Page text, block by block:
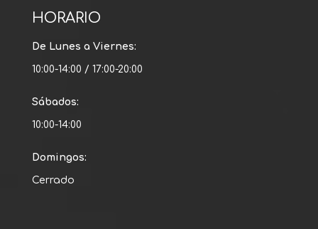
HORARIO
De Lunes a Viernes:
10:00-14:00 / 17:00-20:00
Sábados:
10:00-14:00
Domingos:
Cerrado